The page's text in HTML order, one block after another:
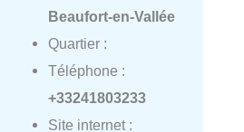
Beaufort-en-Vallée
Quartier :
Téléphone :
+33241803233
Site internet :